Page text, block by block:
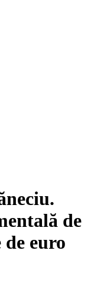
de
euro